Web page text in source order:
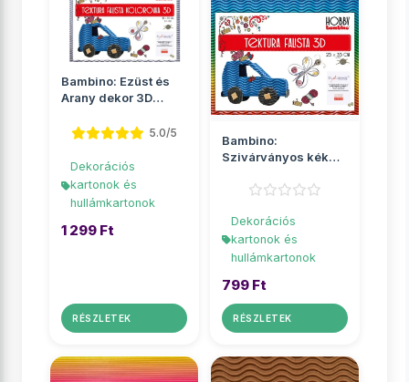
Bambino: Ezüst és
Arany dekor 3D
25x35cm
5.0/5
Dekorációs
kartonok és
hullámkartonok
1 299 Ft
RÉSZLETEK
Bambino:
Szivárványos kék
hullámkarton B4
Dekorációs
kartonok és
hullámkartonok
799 Ft
RÉSZLETEK